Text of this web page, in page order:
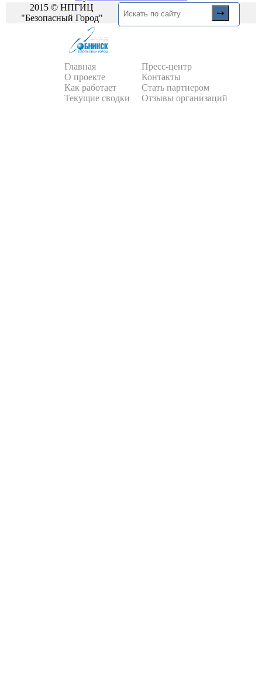
Главная
О проекте
Как работает
Текущие сводки
Пресс-центр
Контакты
Стать партнером
Отзывы организаций
2015 © НПГИЦ
"Безопасный Город"